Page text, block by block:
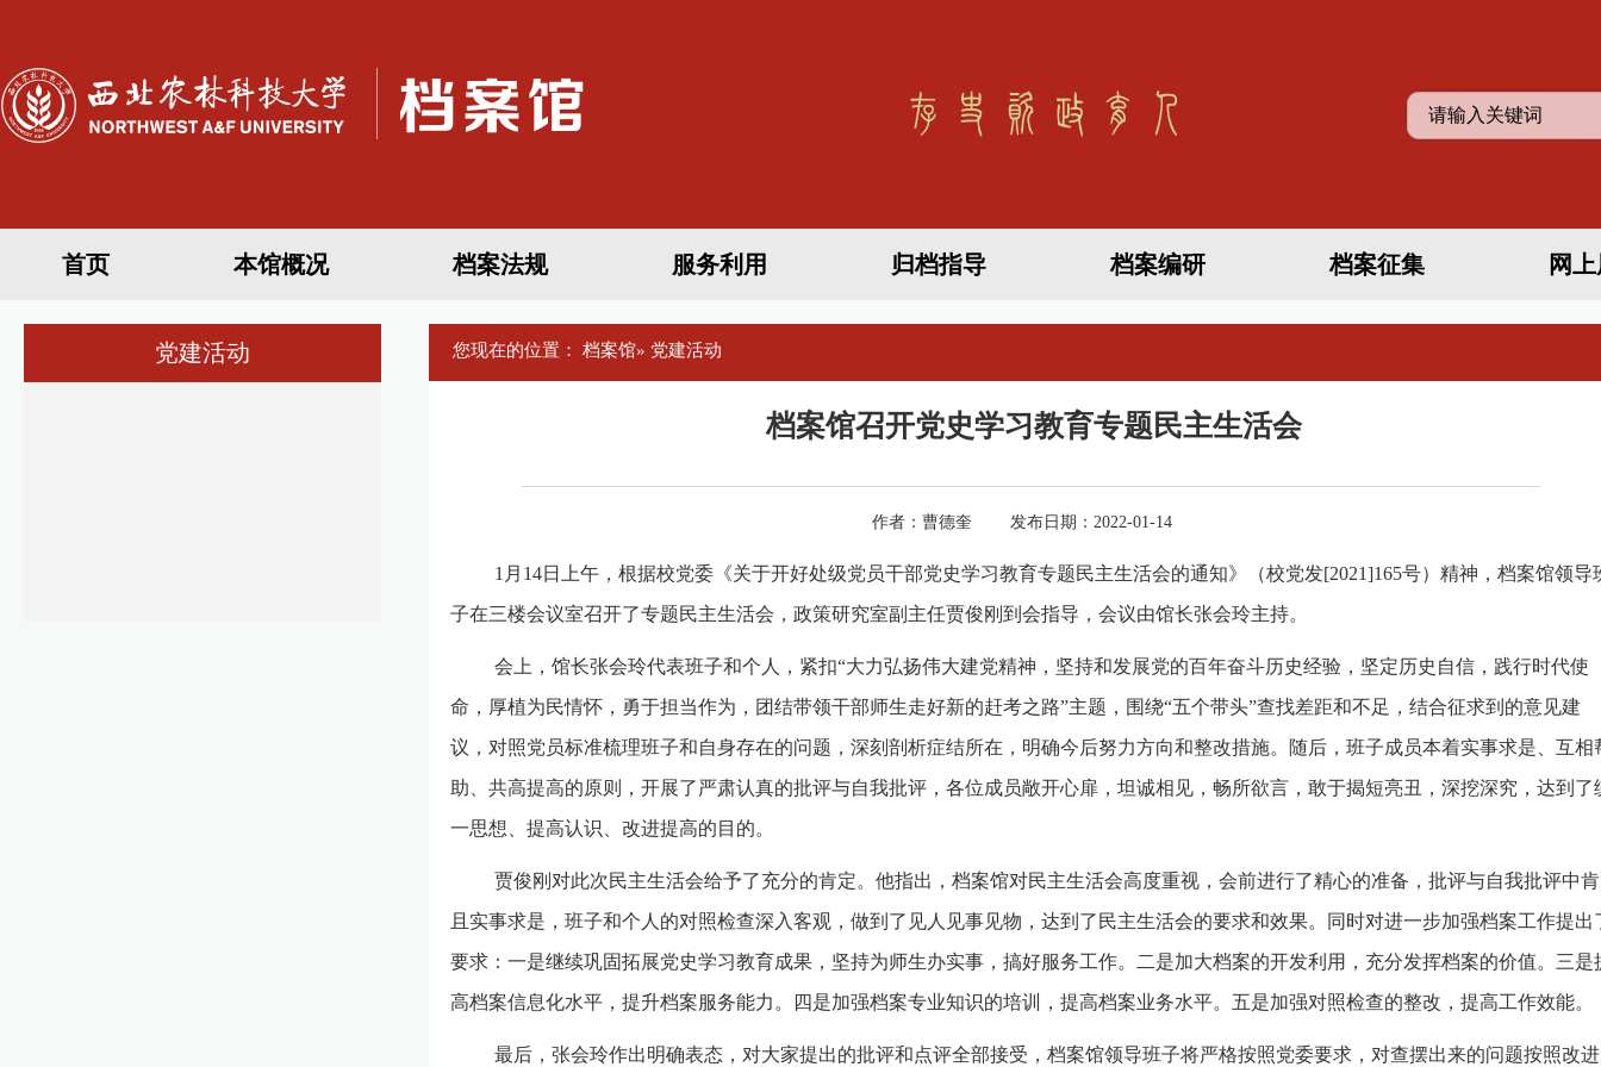
首页 本馆概况 档案法规 服务利用 归档指导 档案编研 档案征集 网
党建活动 您现在的位置： 档案馆» 党建活动
档案馆召开党史学习教育专题民主生活会
作者：曹德奎 发布日期：2022-01-14
1月14日上午，根据校党委《关于开好处级党员干部党史学习教育专题民主生活会的通知》（校党发[2021]165号）精神，档案馆领导
子在三楼会议室召开了专题民主生活会，政策研究室副主任贾俊刚到会指导，会议由馆长张会玲主持。
会上，馆长张会玲代表班子和个人，紧扣“大力弘扬伟大建党精神，坚持和发展党的百年奋斗历史经验，坚定历史自信，践行时代使
命，厚植为民情怀，勇于担当作为，团结带领干部师生走好新的赶考之路”主题，围绕“五个带头”查找差距和不足，结合征求到的意见建
议，对照党员标准梳理班子和自身存在的问题，深刻剖析症结所在，明确今后努力方向和整改措施。随后，班子成员本着实事求是、互相
助、共高提高的原则，开展了严肃认真的批评与自我批评，各位成员敞开心扉，坦诚相见，畅所欲言，敢于揭短亮丑，深挖深究，达到了
一思想、提高认识、改进提高的目的。
贾俊刚对此次民主生活会给予了充分的肯定。他指出，档案馆对民主生活会高度重视，会前进行了精心的准备，批评与自我批评中肯
且实事求是，班子和个人的对照检查深入客观，做到了见人见事见物，达到了民主生活会的要求和效果。同时对进一步加强档案工作提出
要求：一是继续巩固拓展党史学习教育成果，坚持为师生办实事，搞好服务工作。二是加大档案的开发利用，充分发挥档案的价值。三是
高档案信息化水平，提升档案服务能力。四是加强档案专业知识的培训，提高档案业务水平。五是加强对照检查的整改，提高工作效能。
最后，张会玲作出明确表态，对大家提出的批评和点评全部接受，档案馆领导班子将严格按照党委要求，对查摆出来的问题按照改进